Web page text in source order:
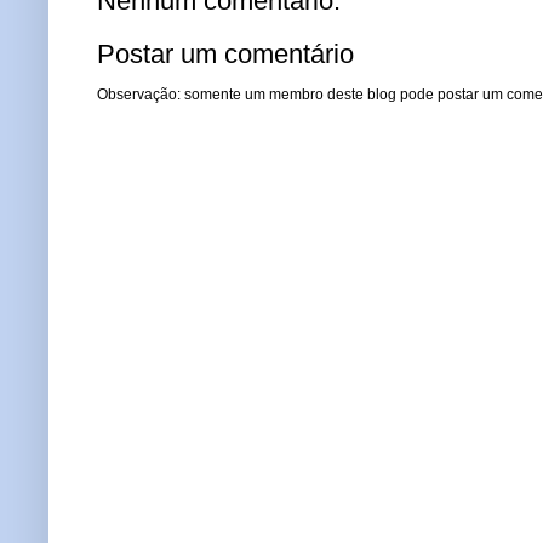
Postar um comentário
Observação: somente um membro deste blog pode postar um